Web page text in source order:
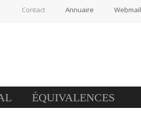
Contact Annuaire Webmail
ÉQUIVALENCES